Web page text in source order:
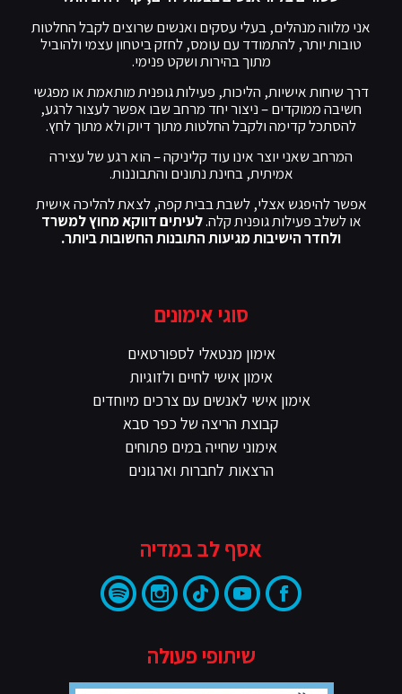
אני מלווה מנהלים, בעלי עסקים ואנשים שרוצים לקבל החלטות
טובות יותר, להתמודד עם עומס, לחזק ביטחון עצמי ולהוביל
מתוך בהירות ושקט פנימי.
דרך שיחות אישיות, הליכות, פעילות גופנית מותאמת או מפגשי
חשיבה ממוקדים – ניצור יחד מרחב שבו אפשר לעצור לרגע,
להסתכל קדימה ולקבל החלטות מתוך דיוק ולא מתוך לחץ.
המרחב שאני יוצר אינו עוד קליניקה – הוא רגע של עצירה
אמיתית, בחינת נתונים והתבוננות.
אפשר להיפגש אצלי, לשבת בבית קפה, לצאת להליכה אישית
או לשלב פעילות גופנית קלה.לעיתים דווקא מחוץ למשרד
ולחדר הישיבות מגיעות התובנות החשובות ביותר.
סוגי אימונים
אימון מנטאלי לספורטאים
אימון אישי לחיים ולזוגיות
אימון אישי לאנשים עם צרכים מיוחדים
קבוצת הריצה של כפר סבא
אימוני שחייה במים פתוחים
הרצאות לחברות וארגונים
אסף לב במדיה
שיתופי פעולה